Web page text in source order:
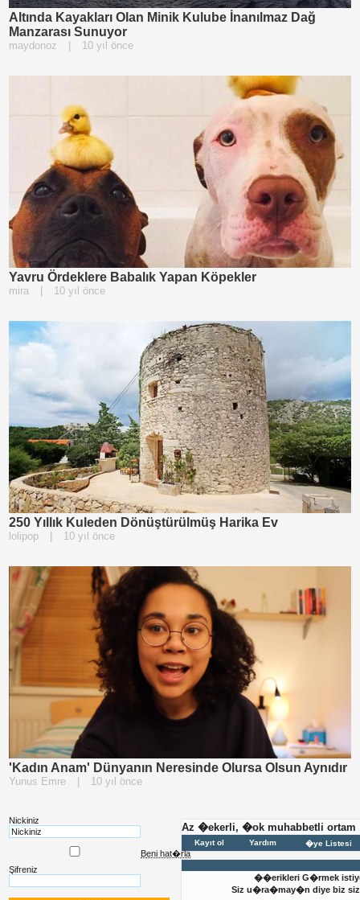
Altında Kayakları Olan Minik Kulube İnanılmaz Dağ
Manzarası Sunuyor
maydonoz 10 yıl önce
Yavru Ördeklere Babalık Yapan Köpekler
mira 10 yıl önce
250 Yıllık Kuleden Dönüştürülmüş Harika Ev
lolipop 10 yıl önce
'Kadın Anam' Dünyanın Neresinde Olursa Olsun Aynıdır
Yunus Emre | 10 yıl önce
Nickiniz
Beni hat�rla
Şifreniz
Az �ekerli, �ok muhabbetli ortam
Kayıt ol Yardım �ye Listesi
��erikleri G�rmek
Siz u�ra�may�n diye biz